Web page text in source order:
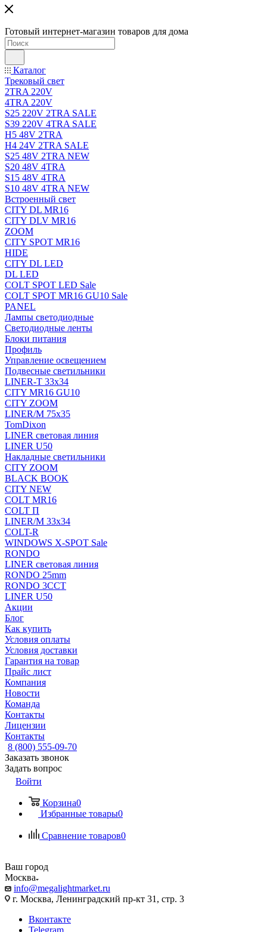
Готовый интернет-магазин товаров для дома
Каталог
Трековый свет
2TRA 220V
4TRA 220V
S25 220V 2TRA SALE
S39 220V 4TRA SALE
H5 48V 2TRA
H4 24V 2TRA SALE
S25 48V 2TRA NEW
S20 48V 4TRA
S15 48V 4TRA
S10 48V 4TRA NEW
Встроенный свет
CITY DL MR16
CITY DLV MR16
ZOOM
CITY SPOT MR16
HIDE
CITY DL LED
DL LED
COLT SPOT LED Sale
COLT SPOT MR16 GU10 Sale
PANEL
Лампы светодиодные
Светодиодные ленты
Блоки питания
Профиль
Управление освещением
Подвесные светильники
LINER-T 33x34
CITY MR16 GU10
CITY ZOOM
LINER/M 75х35
TomDixon
LINER световая линия
LINER U50
Накладные светильники
CITY ZOOM
BLACK BOOK
CITY NEW
COLT MR16
COLT П
LINER/М 33х34
COLT-R
WINDOWS X-SPOT Sale
RONDO
LINER световая линия
RONDO 25mm
RONDO 3CCT
LINER U50
Акции
Блог
Как купить
Условия оплаты
Условия доставки
Гарантия на товар
Прайс лист
Компания
Новости
Команда
Контакты
Лицензии
Контакты
8 (800) 555-09-70
Заказать звонок
Задать вопрос
Войти
Корзина0
Избранные товары0
Сравнение товаров0
Ваш город
Москва
info@megalightmarket.ru
г. Москва, Ленинградский пр-кт 31, стр. 3
Вконтакте
Telegram